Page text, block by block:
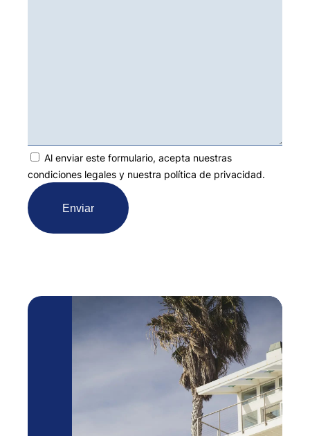
Al enviar este formulario, acepta nuestras
condiciones legales y nuestra política de privacidad.